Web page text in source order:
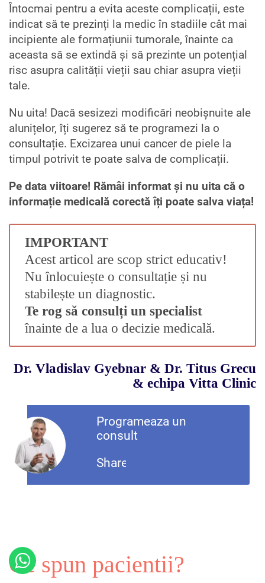
Întocmai pentru a evita aceste complicații, este
indicat să te prezinți la medic în stadiile cât mai
incipiente ale formațiunii tumorale, înainte ca
aceasta să se extindă și să prezinte un potențial
risc asupra calității vieții sau chiar asupra vieții
tale.
Nu uita! Dacă sesizezi modificări neobișnuite ale
alunițelor, îți sugerez să te programezi la o
consultație. Excizarea unui cancer de piele la
timpul potrivit te poate salva de complicații.
Pe data viitoare! Rămâi informat și nu uita că o
informație medicală corectă îți poate salva viața!
IMPORTANT
Acest articol are scop strict educativ!
Nu înlocuiește o consultație și nu
stabilește un diagnostic.
Te rog să consulți un specialist
înainte de a lua o decizie medicală.
Dr. Vladislav Gyebnar & Dr. Titus Grecu
& echipa Vitta Clinic
Programeaza un
consult
Share
Ce spun pacientii?
Contactează-